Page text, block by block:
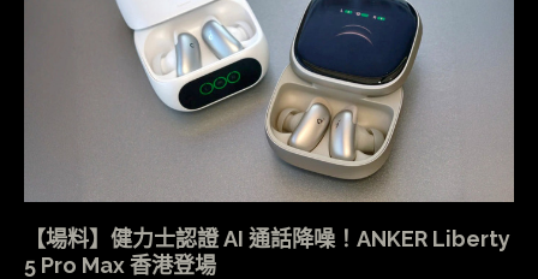
【場料】健力士認證 AI 通話降噪！ANKER Liberty
5 Pro Max 香港登場